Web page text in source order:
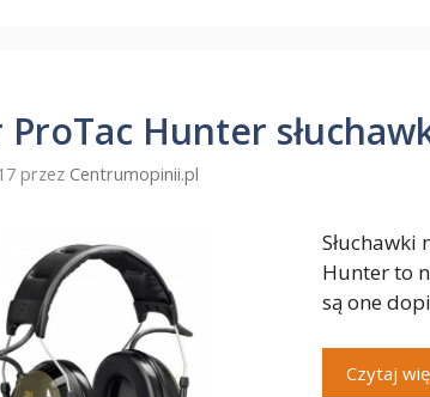
ProTac Hunter
przez Centrumopinii.pl
Słuchawki
Hunter to
są one
Czytaj